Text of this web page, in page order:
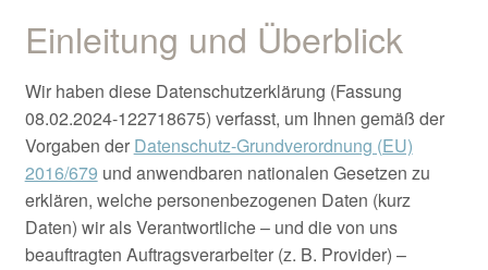
Einleitung und Überblick
Wir haben diese Datenschutzerklärung (Fassung
08.02.2024-122718675) verfasst, um Ihnen gemäß der
Vorgaben der Datenschutz-Grundverordnung (EU)
2016/679 und anwendbaren nationalen Gesetzen zu
erklären, welche personenbezogenen Daten (kurz
Daten) wir als Verantwortliche – und die von uns
beauftragten Auftragsverarbeiter (z. B. Provider) –